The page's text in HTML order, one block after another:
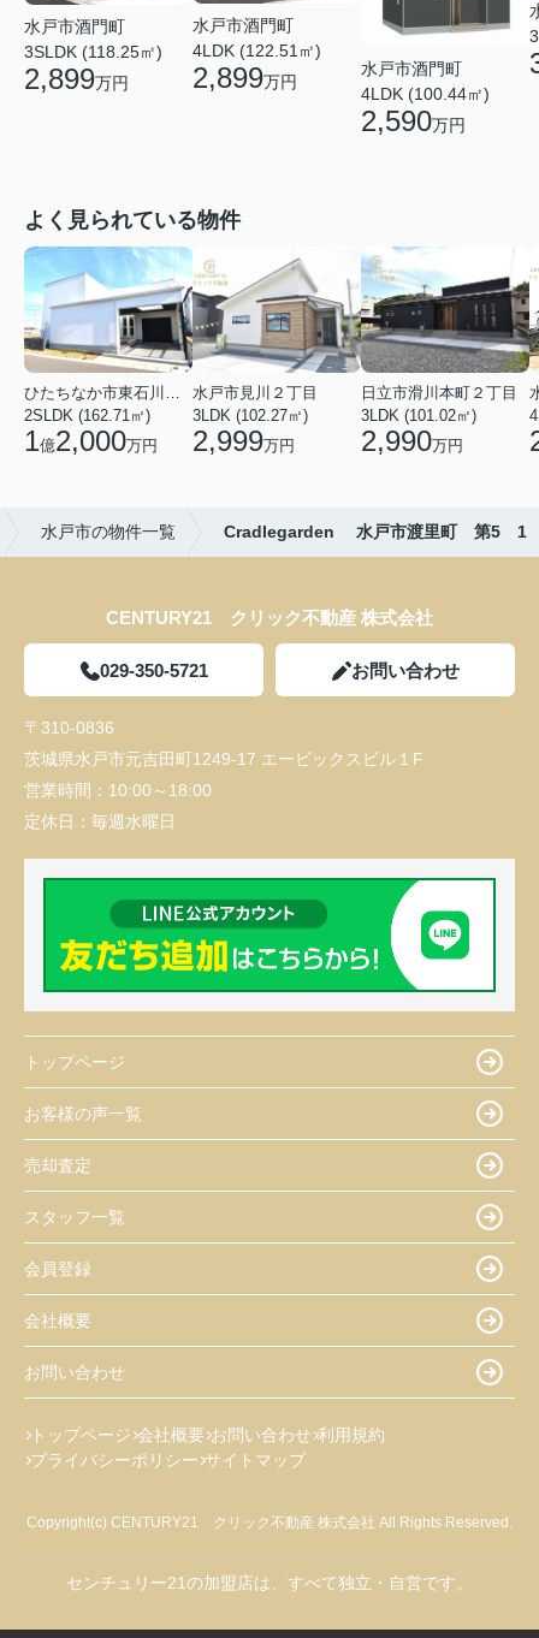
水戸市酒門町
3SLDK (118.25㎡)
2,899万円
水戸市酒門町
4LDK (122.51㎡)
2,899万円
水戸市酒門町
4LDK (100.44㎡)
2,590万円
よく見られている物件
2SLDK (162.71㎡)
1億2,000万円
水戸市見川２丁目
3LDK (102.27㎡)
2,999万円
日立市滑川本町２丁目
3LDK (101.02㎡)
2,990万円
水戸市の物件一覧 Cradlegarden 水戸市渡里町 第5 1
CENTURY21 クリック不動産 株式会社
029-350-5721 お問い合わせ
〒310-0836
茨城県水戸市元吉田町1249-17 エービックスビル１F
営業時間： 10:00～18:00
定休日： 毎週水曜日
トップページ
お客様の声一覧
売却査定
スタッフ一覧
会員登録
会社概要
お問い合わせ
トップページ 会社概要 お問い合わせ 利用規約
プライバシーポリシー サイトマップ
Copyright(c) CENTURY21 クリック不動産 株式会社 All Rights Reserved.
センチュリー21の加盟店は、すべて独立・自営です。